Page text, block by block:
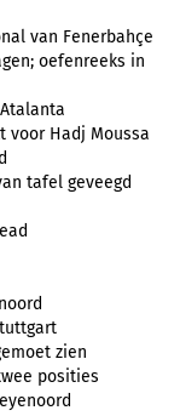
van Fenerbahçe
oefenreeks in
voor Hadj Moussa
tafel geveegd
zien
posities